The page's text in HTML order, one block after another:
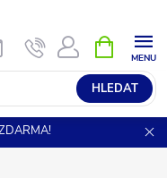
HLEDAT
NÁKUPNÍ
KOŠÍK